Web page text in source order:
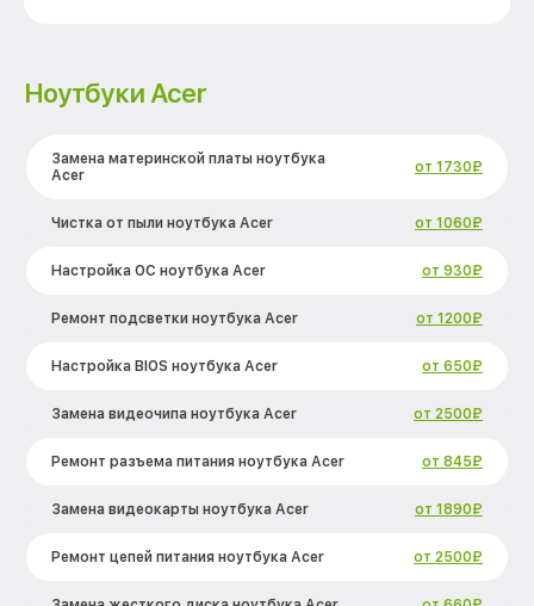
Ноутбуки Acer
Замена материнской платы ноутбука
Acer
от 1730₽
Чистка от пыли ноутбука Acer от 1060₽
Настройка ОС ноутбука Acer от 930₽
Ремонт подсветки ноутбука Acer от 1200₽
Настройка BIOS ноутбука Acer от 650₽
Замена видеочипа ноутбука Acer от 2500₽
Ремонт разъема питания ноутбука Acer от 845₽
Замена видеокарты ноутбука Acer от 1890₽
Ремонт цепей питания ноутбука Acer от 2500₽